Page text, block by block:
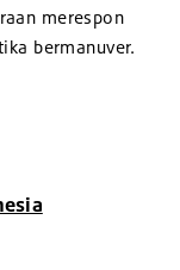
merespon
bermanuver.